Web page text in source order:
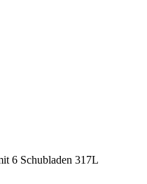
6 Schubladen 317L